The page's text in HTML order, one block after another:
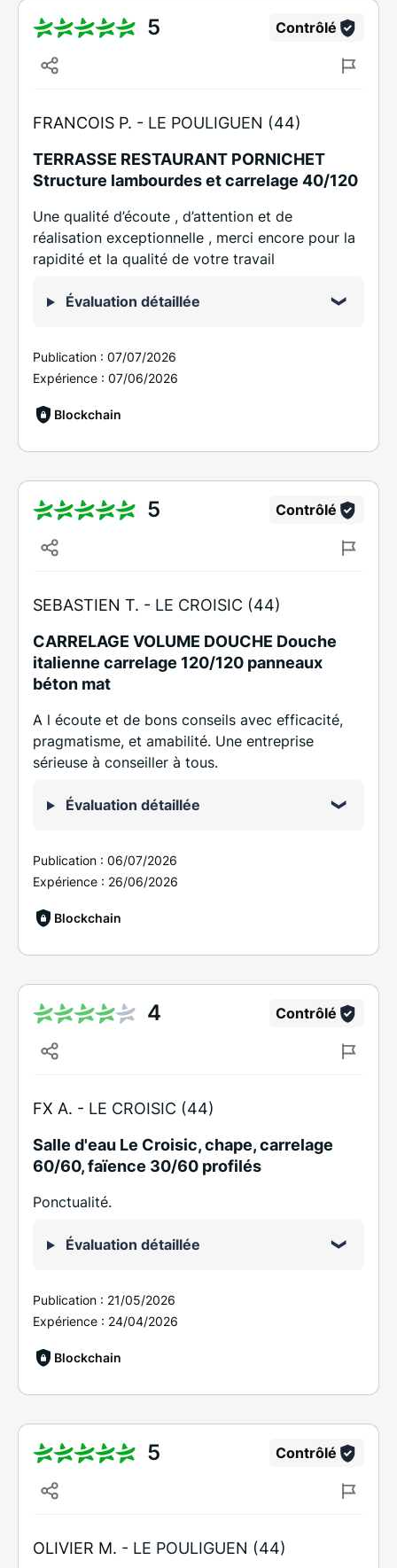
5 Contrôlé
FRANCOIS P. - LE POULIGUEN (44)
TERRASSE RESTAURANT PORNICHET
Structure lambourdes et carrelage 40/120
Une qualité d’écoute , d’attention et de
réalisation exceptionnelle , merci encore pour la
rapidité et la qualité de votre travail
Évaluation détaillée
Publication : 07/07/2026
Expérience : 07/06/2026
Blockchain
5 Contrôlé
SEBASTIEN T. - LE CROISIC (44)
CARRELAGE VOLUME DOUCHE Douche
italienne carrelage 120/120 panneaux
béton mat
A l écoute et de bons conseils avec efficacité,
pragmatisme, et amabilité. Une entreprise
sérieuse à conseiller à tous.
Évaluation détaillée
Publication : 06/07/2026
Expérience : 26/06/2026
Blockchain
4 Contrôlé
FX A. - LE CROISIC (44)
Salle d'eau Le Croisic, chape, carrelage
60/60, faïence 30/60 profilés
Ponctualité.
Évaluation détaillée
Publication : 21/05/2026
Expérience : 24/04/2026
Blockchain
5 Contrôlé
OLIVIER M. - LE POULIGUEN (44)